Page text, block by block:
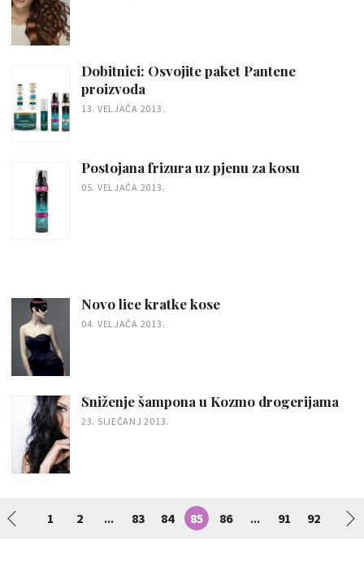
Dobitnici: Osvojite paket Pantene
proizvoda
13. VELJAČA 2013.
Postojana frizura uz pjenu za kosu
05. VELJAČA 2013.
Novo lice kratke kose
04. VELJAČA 2013.
Sniženje šampona u Kozmo drogerijama
23. SIJEČANJ 2013.
1 2 ... 83 84 85 86 ... 91 92